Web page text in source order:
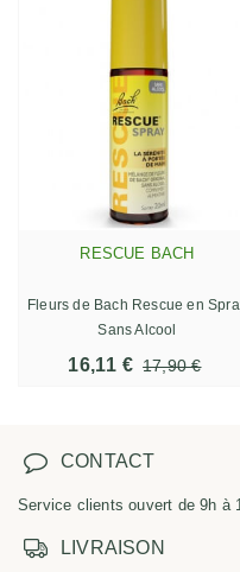
RESCUE BACH
Fleurs de Bach Rescue en
Sans Alcool
16,11 € 17,90 €
CONTACT
Service clients ouvert de 9h à
LIVRAISON